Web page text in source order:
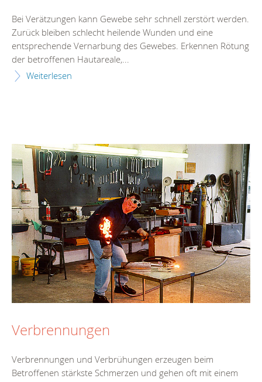
Bei Verätzungen kann Gewebe sehr schnell zerstört werden.
Zurück bleiben schlecht heilende Wunden und eine
entsprechende Vernarbung des Gewebes. Erkennen Rötung
der betroffenen Hautareale,...
Weiterlesen
Verbrennungen
Verbrennungen und Verbrühungen erzeugen beim
Betroffenen stärkste Schmerzen und gehen oft mit einem